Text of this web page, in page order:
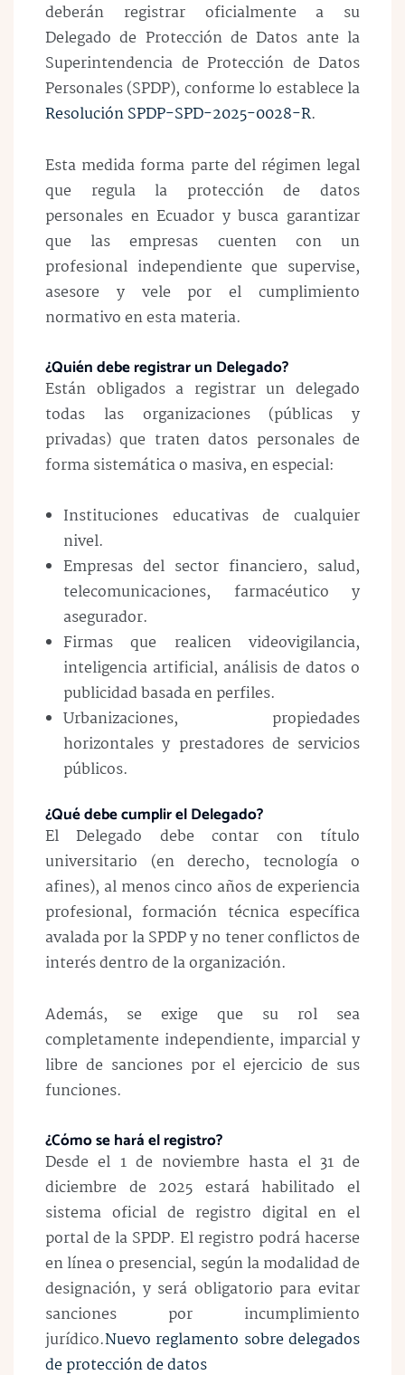
deberán registrar oficialmente a su
Delegado de Protección de Datos ante la
Superintendencia de Protección de Datos
Personales (SPDP), conforme lo establece la
Resolución SPDP-SPD-2025-0028-R.
Esta medida forma parte del régimen legal
que regula la protección de datos
personales en Ecuador y busca garantizar
que las empresas cuenten con un
profesional independiente que supervise,
asesore y vele por el cumplimiento
normativo en esta materia.
¿Quién debe registrar un Delegado?
Están obligados a registrar un delegado
todas las organizaciones (públicas y
privadas) que traten datos personales de
forma sistemática o masiva, en especial:
Instituciones educativas de cualquier
nivel.
Empresas del sector financiero, salud,
telecomunicaciones, farmacéutico y
asegurador.
Firmas que realicen videovigilancia,
inteligencia artificial, análisis de datos o
publicidad basada en perfiles.
Urbanizaciones, propiedades
horizontales y prestadores de servicios
públicos.
¿Qué debe cumplir el Delegado?
El Delegado debe contar con título
universitario (en derecho, tecnología o
afines), al menos cinco años de experiencia
profesional, formación técnica específica
avalada por la SPDP y no tener conflictos de
interés dentro de la organización.
Además, se exige que su rol sea
completamente independiente, imparcial y
libre de sanciones por el ejercicio de sus
funciones.
¿Cómo se hará el registro?
Desde el 1 de noviembre hasta el 31 de
diciembre de 2025 estará habilitado el
sistema oficial de registro digital en el
portal de la SPDP. El registro podrá hacerse
en línea o presencial, según la modalidad de
designación, y será obligatorio para evitar
sanciones por incumplimiento
jurídico.Nuevo reglamento sobre delegados
de protección de datos